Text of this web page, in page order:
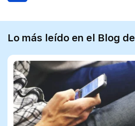
Lo más leído en el Blog de